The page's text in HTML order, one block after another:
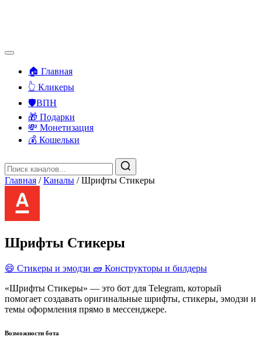
🏠 Главная
👆 Кликеры
🛡️ВПН
🎁 Подарки
💸 Монетизация
💰 Кошельки
Главная / Каналы / Шрифты Стикеры
Шрифты Стикеры
😄 Стикеры и эмодзи 🧱 Конструкторы и билдеры
«Шрифты Стикеры» — это бот для Telegram, который
помогает создавать оригинальные шрифты, стикеры, эмодзи и
темы оформления прямо в мессенджере.
Возможности бота